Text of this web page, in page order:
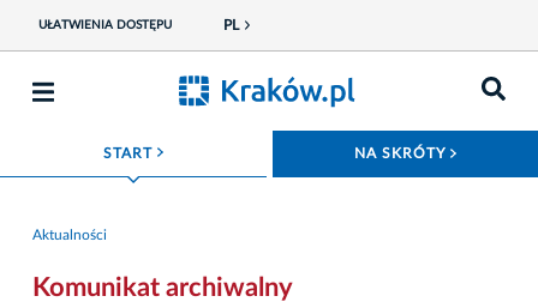
UŁATWIENIA DOSTĘPU PL
START ROZWIŃ MENU NA SKRÓTY
Aktualności
Komunikat archiwalny